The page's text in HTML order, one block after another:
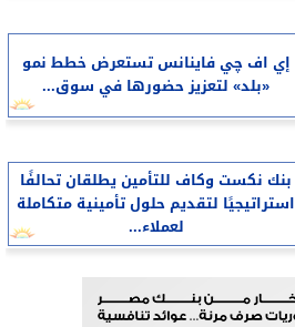
إي اف چي فاينانس تستعرض خطط نمو
«بلد» لتعزيز حضورها في سوق...
بنك نكست وكاف للتأمين يطلقان تحالفًا
استراتيجيًا لتقديم حلول تأمينية متكاملة
لعملاء...